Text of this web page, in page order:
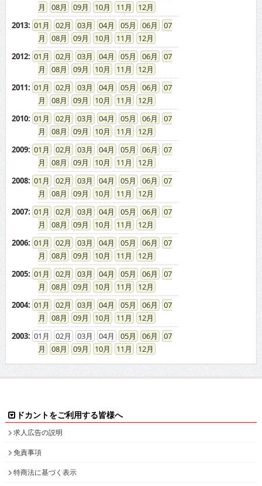
08
09 10 11
12
2013: 01 02 03 04 05 06
07
08
09 10 11
12
2012: 01 02 03 04 05 06
07
08
09 10 11
12
2011: 01 02 03 04 05 06
07
08
09 10 11
12
2010: 01 02 03 04 05 06
07
08
09 10 11
12
2009: 01 02 03 04 05 06
07
08
09 10 11
12
2008: 01 02 03 04 05 06
07
08
09 10 11
12
2007: 01 02 03 04 05 06
07
08
09 10 11
12
2006: 01 02 03 04 05 06
07
08
09 10 11
12
2005: 01 02 03 04 05 06
07
08
09 10 11
12
2004: 01 02 03 04 05 06
07
08
09 10 11
12
2003: 01 02 03 04 05 06
07
08
09 10 11 12
ドカントをご利用する皆様へ
求人広告の説明
免責事項
特商法に基づく表示